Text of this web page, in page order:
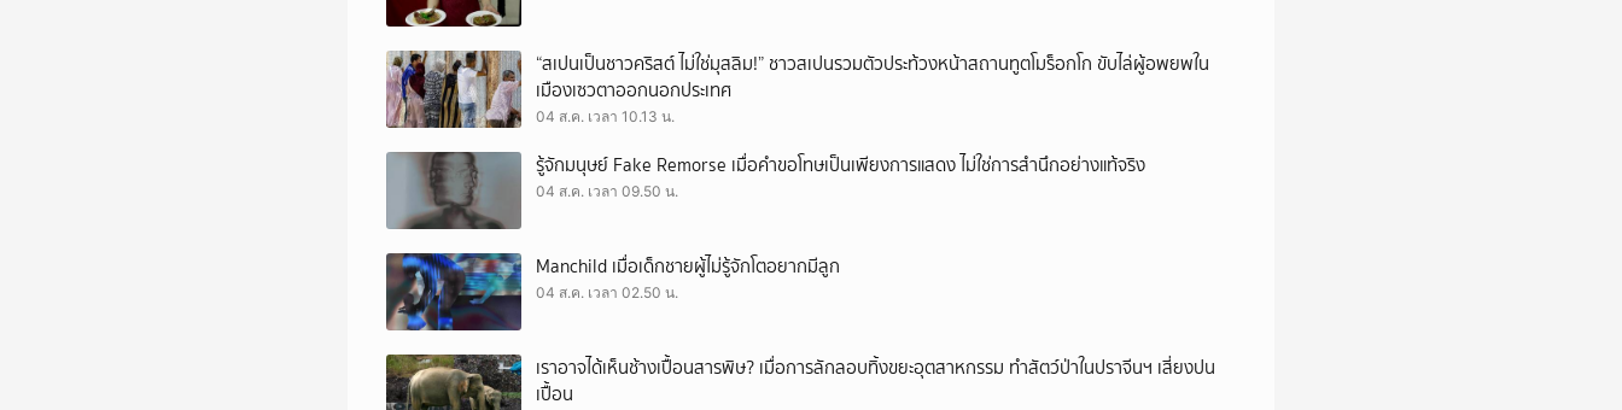
“สเปนเป็นชาวคริสต์ ไม่ใช่มุสลิม!” ชาวสเปนรวมตัวประท้วงหน้าสถานทูตโมร็อกโก ขับไล่ผู้อพยพใน
เมืองเซวตาออกนอกประเทศ
04 ส.ค. เวลา 10.13 น.
รู้จักมนุษย์ Fake Remorse เมื่อคำขอโทษเป็นเพียงการแสดง ไม่ใช่การสำนึกอย่างแท้จริง
04 ส.ค. เวลา 09.50 น.
Manchild เมื่อเด็กชายผู้ไม่รู้จักโตอยากมีลูก
04 ส.ค. เวลา 02.50 น.
เราอาจได้เห็นช้างเปื้อนสารพิษ? เมื่อการลักลอบทิ้งขยะอุตสาหกรรม ทำสัตว์ป่าในปราจีนฯ เสี่ยงปน
เปื้อน